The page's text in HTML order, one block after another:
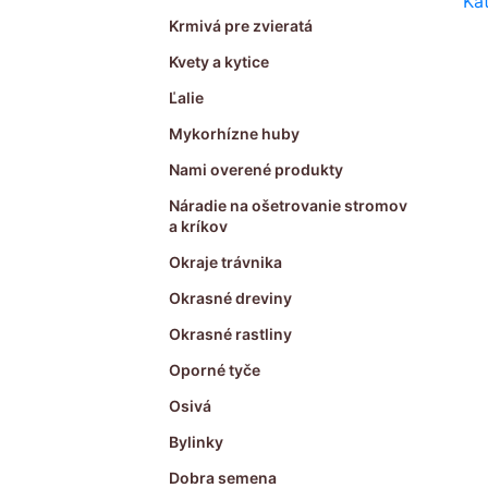
Krmivá pre zvieratá
Kvety a kytice
Ľalie
Mykorhízne huby
Nami overené produkty
Náradie na ošetrovanie stromov
a kríkov
Okraje trávnika
Okrasné dreviny
Okrasné rastliny
Oporné tyče
Osivá
Bylinky
Dobra semena